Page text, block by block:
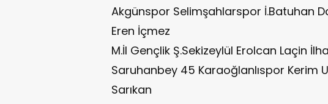
Akgünspor Selimşahlarspor İ.Batuhan
Eren İçmez
M.İl Gençlik Ş.Sekizeylül Erolcan Laçin
Saruhanbey 45 Karaoğlanlıspor Kerim
Sarıkan